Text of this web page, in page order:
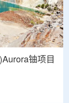
铀项目